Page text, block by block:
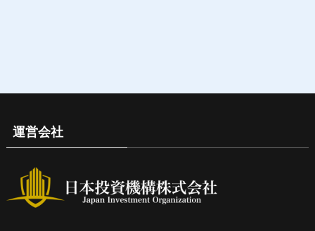
運営会社